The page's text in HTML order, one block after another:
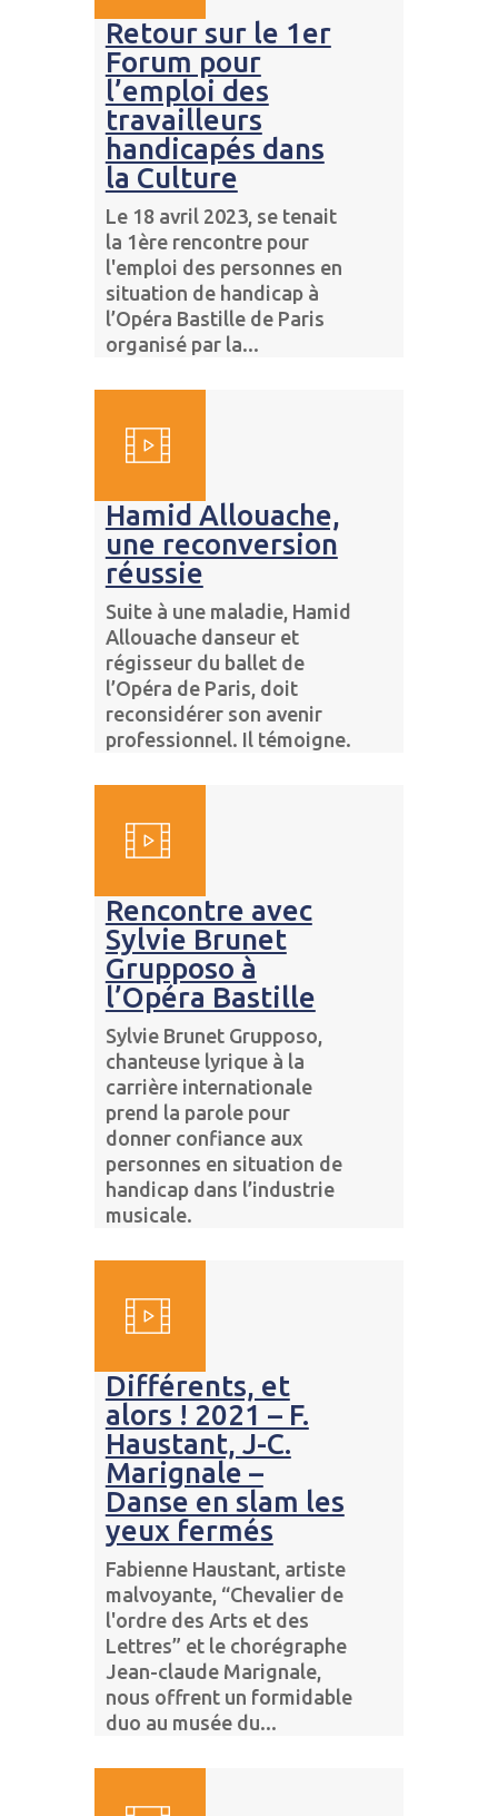
Retour sur le 1er
Forum pour
l’emploi des
travailleurs
handicapés dans
la Culture
Le 18 avril 2023, se tenait
la 1ère rencontre pour
l'emploi des personnes en
situation de handicap à
l’Opéra Bastille de Paris
organisé par la...
Hamid Allouache,
une reconversion
réussie
Suite à une maladie, Hamid
Allouache danseur et
régisseur du ballet de
l’Opéra de Paris, doit
reconsidérer son avenir
professionnel. Il témoigne.
Rencontre avec
Sylvie Brunet
Grupposo à
l’Opéra Bastille
Sylvie Brunet Grupposo,
chanteuse lyrique à la
carrière internationale
prend la parole pour
donner confiance aux
personnes en situation de
handicap dans l’industrie
musicale.
Différents, et
alors ! 2021 – F.
Haustant, J-C.
Marignale –
Danse en slam les
yeux fermés
Fabienne Haustant, artiste
malvoyante, “Chevalier de
l'ordre des Arts et des
Lettres” et le chorégraphe
Jean-claude Marignale,
nous offrent un formidable
duo au musée du...